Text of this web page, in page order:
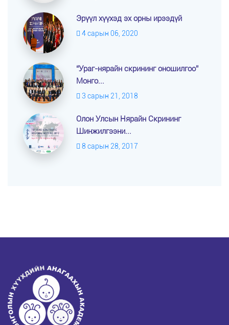
Эрүүл хүүхэд эх орны ирээдүй
4 сарын 06, 2020
“Ураг-нярайн скрининг оношилгоо”
Монго...
3 сарын 21, 2018
Олон Улсын Нярайн Скрининг
Шинжилгээни...
8 сарын 28, 2017